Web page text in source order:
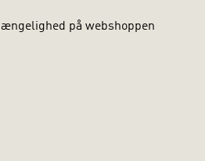
på webshoppen